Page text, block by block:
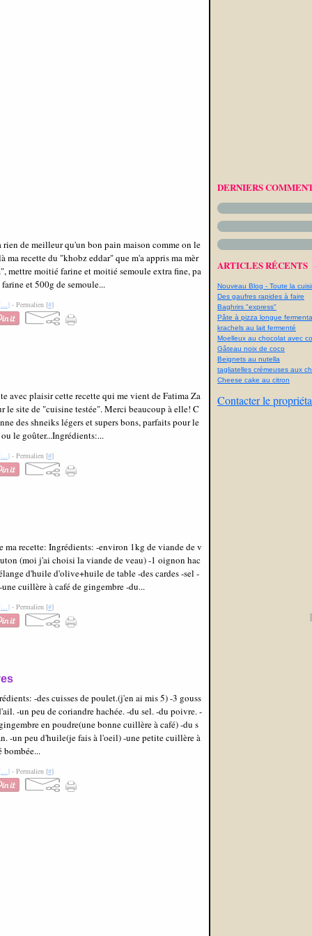
de meilleur qu'un bon pain maison comme on le
ma recette du "khobz eddar" que m'a appris ma mèr
mettre moitié farine et moitié semoule extra fine, pa
et 500g de semoule...
…] - Permalien [#]
avec plaisir cette recette qui me vient de Fatima Za
le site de "cuisine testée". Merci beaucoup à elle! C
des shneiks légers et supers bons, parfaits pour le
le goûter...Ingrédients:...
…] - Permalien [#]
ma recette: Ingrédients: -environ 1kg de viande de v
(moi j'ai choisi la viande de veau) -1 oignon hac
d'huile d'olive+huile de table -des cardes -sel -
cuillère à café de gingembre -du...
…] - Permalien [#]
-des cuisses de poulet.(j'en ai mis 5) -3 gouss
-un peu de coriandre hachée. -du sel. -du poivre. -
en poudre(une bonne cuillère à café) -du s
-un peu d'huile(je fais à l'oeil) -une petite cuillère à
bombée...
…] - Permalien [#]
DERNIERS
ARTICLES RÉCENTS
Nouveau Blog - Toute la
Des gaufres rapides à faire
Baghrirs "express"
Pâte à pizza longue
krachels au lait fermenté
Moelleux au chocolat avec
Gâteau noix de coco
Beignets au nutella
tagliatelles crémeuses aux
Cheese cake au citron
Contacter le